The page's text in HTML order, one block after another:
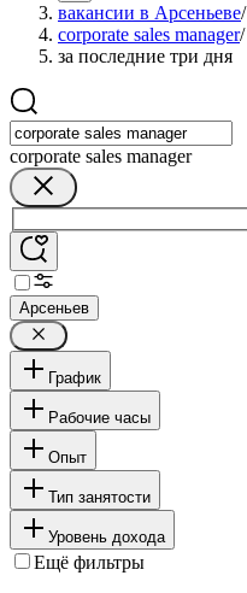
вакансии в Арсеньеве/
corporate sales manager/
за последние три дня
corporate sales manager
Арсеньев
График
Рабочие часы
Опыт
Тип занятости
Уровень дохода
Ещё фильтры